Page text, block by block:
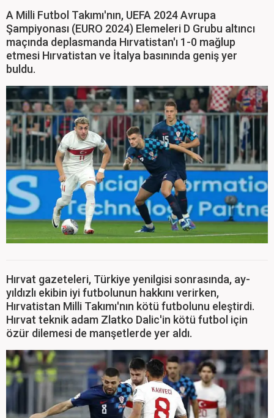
A Milli Futbol Takımı'nın, UEFA 2024 Avrupa
Şampiyonası (EURO 2024) Elemeleri D Grubu altıncı
maçında deplasmanda Hırvatistan'ı 1-0 mağlup
etmesi Hırvatistan ve İtalya basınında geniş yer
buldu.
Hırvat gazeteleri, Türkiye yenilgisi sonrasında, ay-
yıldızlı ekibin iyi futbolunun hakkını verirken,
Hırvatistan Milli Takımı'nın kötü futbolunu eleştirdi.
Hırvat teknik adam Zlatko Dalic'in kötü futbol için
özür dilemesi de manşetlerde yer aldı.